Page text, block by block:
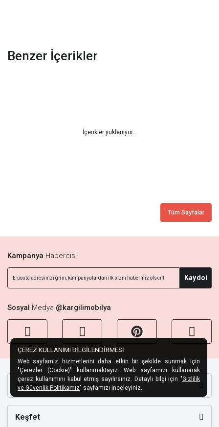
Benzer İçerikler
İçerikler yükleniyor…
Tüm Sayfalar
Kampanya Habercisi
Kaydol
Sosyal Medya @kargilimobilya
Kurumsal
Keşfet
ÇEREZ KULLANIMI BİLGİLENDİRMESİ
Web sayfamız hizmetlerini daha etkin bir şekilde sunmak için
"Çerezler (Cookie)" kullanmaktayız. Web sayfamızı kullanarak
çerez kullanımını kabul etmiş sayılırsınız. Detaylı bilgi için "Gizlilik
ve Güvenlik Politikamız" sayfamızı inceleyiniz.